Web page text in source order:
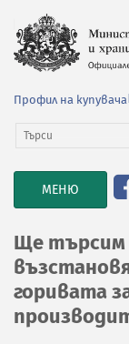
Профил на купувача
TOGGLE
NAVIGATION
МЕНЮ
Ще търсим
горивата